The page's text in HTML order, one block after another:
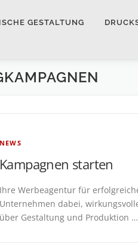
GESTALTUNG
NEWS
Kampagnen starten
Ihre Werbeagentur für
Unternehmen dabei,
über Gestaltung und Produktion …